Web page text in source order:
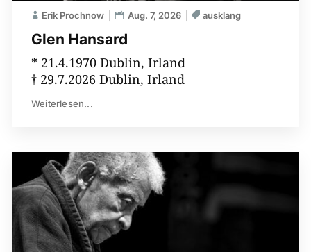
Glen Hansard
Erik Prochnow Aug. 7, 2026 ausklang
* 21.4.1970 Dublin, Irland
† 29.7.2026 Dublin, Irland
Weiterlesen...